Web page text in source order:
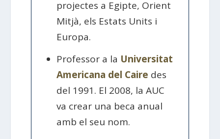
projectes a Egipte, Orient
Mitjà, els Estats Units i
Europa.
Professor a la Universitat
Americana del Caire des
del 1991. El 2008, la AUC
va crear una beca anual
amb el seu nom.